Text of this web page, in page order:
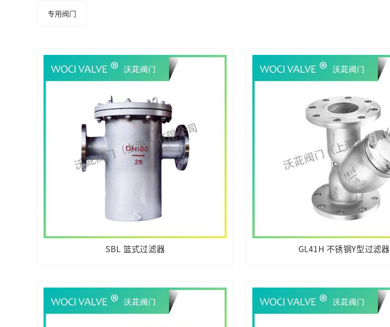
专用阀门
SBL 篮式过滤器 GL41H 不锈钢Y型过滤器